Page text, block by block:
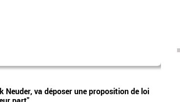
Neuder, va déposer une proposition de loi